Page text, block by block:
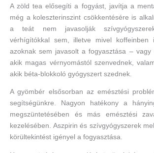
A zöld tea elősegíti a fogyást, javítja a
még a koleszterinszint csökkentésére is
a teát nem javasolják
vérhígítókkal sem, illetve mivel koffeinben
azoknak sem javasolt a fogyasztása – vagy
akik magas vérnyomástól szenvednek,
akik béta-blokkoló gyógyszert szednek.
A gyömbér elsősorban az emésztési
segítségünkre. Nagyon hatékony a
megszüntetésében és más emésztési
kezelésében. Aszpirin és szívgyógyszerek
körültekintést igényel a fogyasztása.